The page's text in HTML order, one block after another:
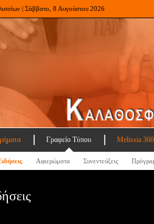
| Σάββατο, 8 Αυγούστου 2026
Γραφείο Τύπου Melissia
Αφιερώματα Συνεντεύξεις